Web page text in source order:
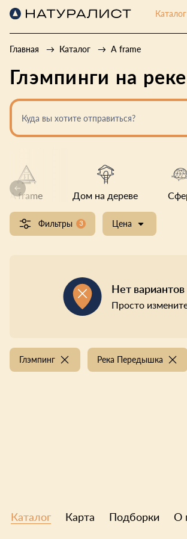
Каталог
Главная Каталог A frame
Глэмпинги на
Куда вы хотите отправиться?
A frame Дом на дереве
Фильтры 3 Цена
Нет
Просто
Глэмпинг Река Передышка
Каталог Карта Подборки О